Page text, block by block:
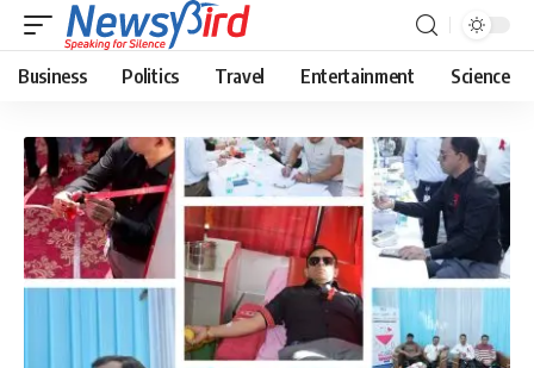
Business Politics Travel Entertainment Science